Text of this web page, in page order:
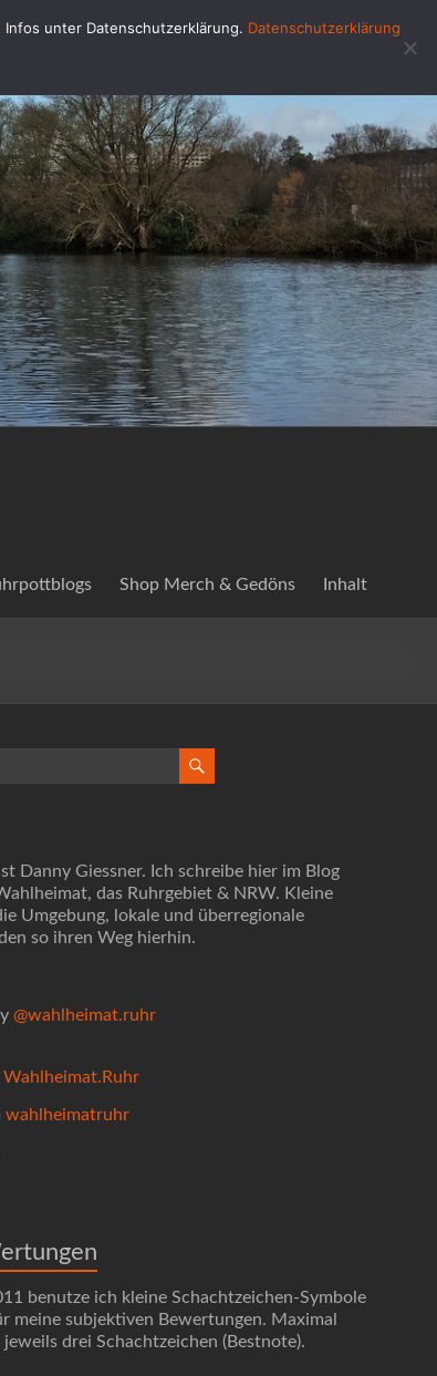
Shop Merch & Gedöns Inhalt
Danny Giessner. Ich schreibe hier im Blog
das Ruhrgebiet & NRW. Kleine
Umgebung, lokale und überregionale
so ihren Weg hierhin.
@wahlheimat.ruhr
Wahlheimat.Ruhr
wahlheimatruhr
benutze ich kleine Schachtzeichen-Symbole
meine subjektiven Bewertungen. Maximal
drei Schachtzeichen (Bestnote).
unter Datenschutzerklärung. Datenschutzerklärung